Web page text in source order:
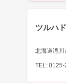
ツルハ
北海道滝
TEL: